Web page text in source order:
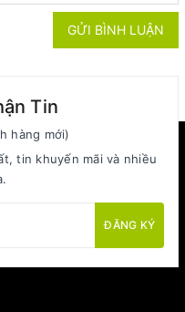
GỬI BÌNH LUẬN
Tin
hàng mới)
tin khuyến mãi và nhiều
ĐĂNG KÝ